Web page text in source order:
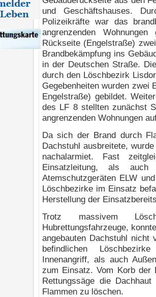
und Geschäftshauses.
Polizeikräfte war das
angrenzenden
Rückseite (Engelstraße)
Brandbekämpfung ins
in der Deutschen Straße.
durch den Löschbezirk
Gegebenheiten wurden zwei
Engelstraße) gebildet.
des LF 8 stellten zunächst
angrenzenden Wohnungen
Da sich der Brand durch
Dachstuhl ausbreitete,
nachalarmiet. Fast
Einsatzleitung, als auch
Atemschutzgeräten ELW
Löschbezirke im Einsatz
Herstellung der
Trotz massivem
Hubrettungsfahrzeuge,
angebauten Dachstuhl nicht
befindlichen
Innenangriff, als auch
zum Einsatz. Vom Korb
Rettungssäge die
Flammen zu löschen.